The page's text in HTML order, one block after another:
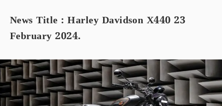
News Title : Harley Davidson X440 23
February 2024.